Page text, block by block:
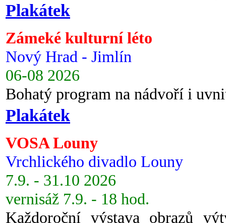
Plakátek
Zámeké kulturní léto
Nový Hrad - Jimlín
06-08 2026
Bohatý program na nádvoří i
Plakátek
VOSA Louny
Vrchlického divadlo Louny
7.9. - 31.10 2026
vernisáž 7.9. - 18 hod.
Každoroční výstava obrazů